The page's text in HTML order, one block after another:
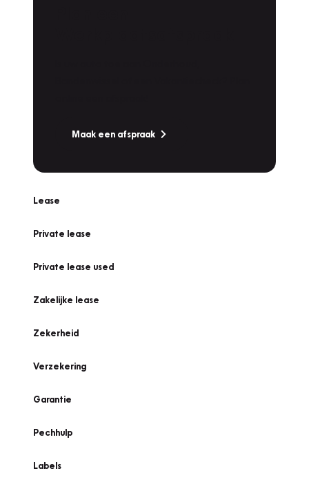
Maak een afspraak
Lease
Private lease
Private lease used
Zakelijke lease
Zekerheid
Verzekering
Garantie
Pechhulp
Labels